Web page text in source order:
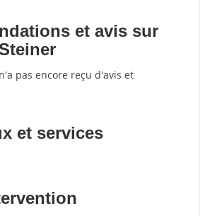
et avis sur
pas encore reçu d'avis et
et services